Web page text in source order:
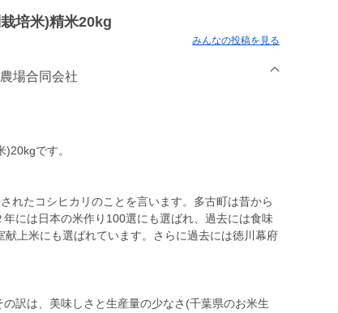
培米)精米20kg
みんなの投稿を見る
場合同会社
です。
れたコシヒカリのことを言います。多古町は昔から
には日本の米作り100選にも選ばれ、過去には食味
上米にも選ばれています。さらに過去には徳川幕府
訳は、美味しさと生産量の少なさ(千葉県のお米生